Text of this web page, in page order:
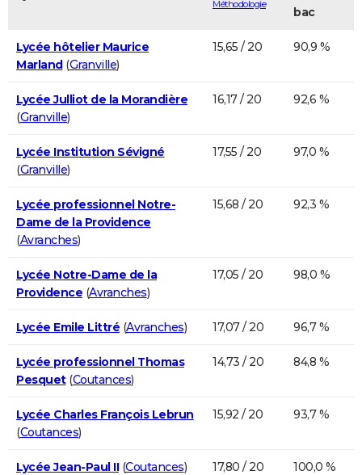
Méthodologie
bac
Lycée hôtelier Maurice
Marland(Granville)
15,65 / 20 90,9 %
Lycée Julliot de la Morandière
(Granville)
16,17 / 20 92,6 %
Lycée Institution Sévigné
(Granville)
17,55 / 20 97,0 %
Lycée professionnel Notre-
Dame de la Providence
(Avranches)
15,68 / 20 92,3 %
Lycée Notre-Dame de la
Providence (Avranches)
17,05 / 20 98,0 %
Lycée Emile Littré (Avranches) 17,07 / 20 96,7 %
Lycée professionnel Thomas
Pesquet(Coutances)
14,73 / 20 84,8 %
Lycée Charles François Lebrun
(Coutances)
15,92 / 20 93,7 %
Lycée Jean-Paul II(Coutances) 17,80 / 20 100,0 %